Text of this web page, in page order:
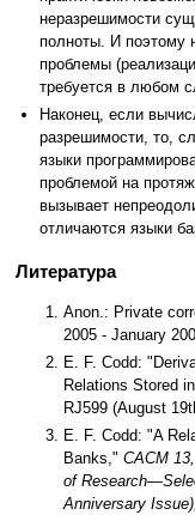
неразрешимости
полноты. И поэтому
проблемы
требуется в любом
Наконец, если
разрешимости, то,
языки
проблемой на
вызывает
отличаются языки
Литература
Anon.: Private
2005 - January
E. F. Codd:
Relations Stored
RJ599 (August
E. F. Codd: "A
Banks," CACM 13,
of
Anniversary